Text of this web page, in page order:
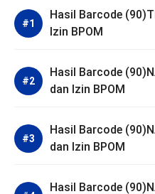
Hasil Barcode
Izin BPOM
Hasil Barcode
dan Izin BPOM
Hasil Barcode
dan Izin BPOM
Hasil Barcode